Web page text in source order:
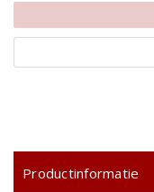
Productinformatie